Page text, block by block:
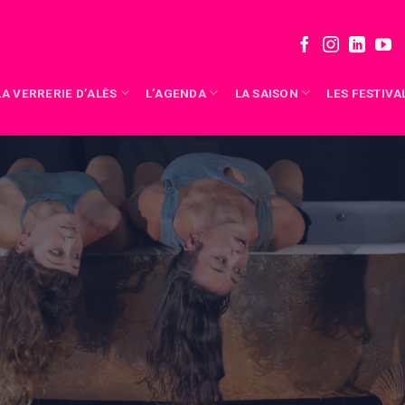
VERRERIE D’ALÈS L’AGENDA LA SAISON LES